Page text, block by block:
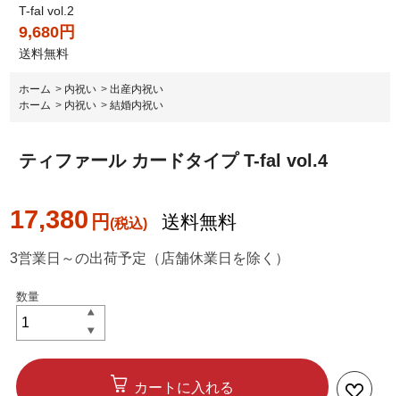
ティファール カードタイプ T-fal vol.4
17,380 円 送料無料
3営業日～の出荷予定（店舗休業日を除く）
カートに入れる
T-fal vol.2
9,680円
送料無料
ホーム > 内祝い >出産内祝い
ホーム > 内祝い >結婚内祝い